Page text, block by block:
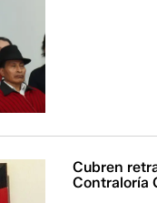
Cubren
Contraloría